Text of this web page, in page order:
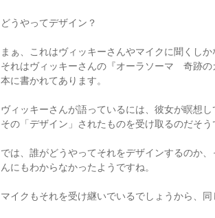
どうやってデザイン？
まぁ、これはヴィッキーさんやマイクに聞くしか
それはヴィッキーさんの『オーラソーマ 奇跡の
本に書かれてあります。
ヴィッキーさんが語っているには、彼女が瞑想し
その「デザイン」されたものを受け取るのだそう
では、誰がどうやってそれをデザインするのか
んにもわからなかったようですね。
マイクもそれを受け継いでいるでしょうから、同